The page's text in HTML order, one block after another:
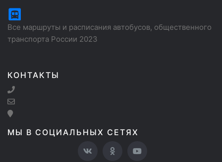
Все маршруты и расписания автобусов, общественного
транспорта России 2023
КОНТАКТЫ
МЫ В СОЦИАЛЬНЫХ СЕТЯХ